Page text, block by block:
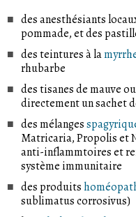
des anesthésiants
pommade, et des
des teintures à la
rhubarbe
des tisanes de mauve
directement un sachet
des mélanges
Matricaria, Propolis et
anti-inflammtoires et
système immunitaire
des produits
sublimatus corrosivus)